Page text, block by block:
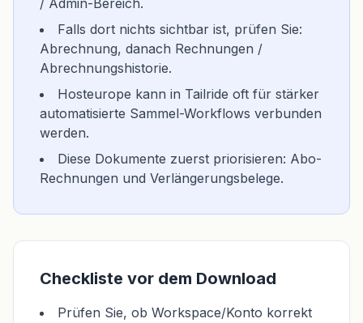
/ Admin-Bereich.
Falls dort nichts sichtbar ist, prüfen Sie:
Abrechnung, danach Rechnungen /
Abrechnungshistorie.
Hosteurope kann in Tailride oft für stärker
automatisierte Sammel-Workflows verbunden
werden.
Diese Dokumente zuerst priorisieren: Abo-
Rechnungen und Verlängerungsbelege.
Checkliste vor dem Download
Prüfen Sie, ob Workspace/Konto korrekt